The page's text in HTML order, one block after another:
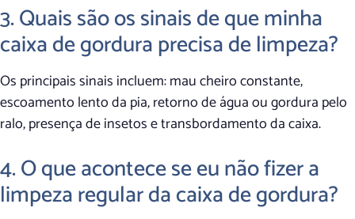
3. Quais são os sinais de que minha
caixa de gordura precisa de limpeza?
Os principais sinais incluem: mau cheiro constante,
escoamento lento da pia, retorno de água ou gordura pelo
ralo, presença de insetos e transbordamento da caixa.
4. O que acontece se eu não fizer a
limpeza regular da caixa de gordura?